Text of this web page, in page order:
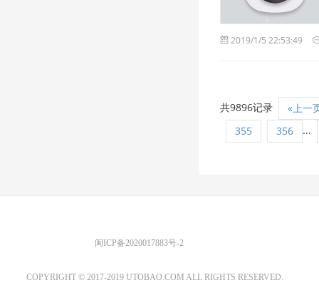
2019/1/5 22:53:49
共9896记录
«上一
355
356 ...
闽ICP备2020017883号-2
COPYRIGHT © 2017-2019 UTOBAO.COM ALL RIGHTS RESERVED.